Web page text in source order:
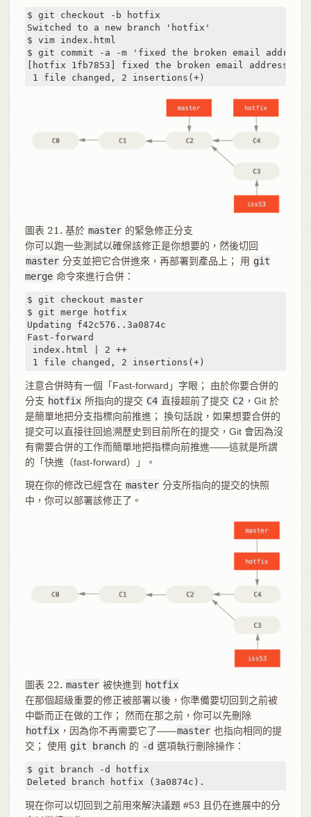
$ git checkout -b hotfix
Switched to a new branch 'hotfix'
$ vim index.html
$ git commit -a -m 'fixed the broken email address'
[hotfix 1fb7853] fixed the broken email address
1 file changed, 2 insertions(+)
圖表 21. 基於 master 的緊急修正分支
你可以跑一些測試以確保該修正是你想要的，然後切回
master 分支並把它合併進來，再部署到產品上； 用 git
merge 命令來進行合併：
$ git checkout master
$ git merge hotfix
Updating f42c576..3a0874c
Fast-forward
index.html | 2 ++
1 file changed, 2 insertions(+)
注意合併時有一個「Fast-forward」字眼； 由於你要合併的
分支 hotfix 所指向的提交 C4 直接超前了提交 C2 ，Git 於
是簡單地把分支指標向前推進； 換句話說，如果想要合併的
提交可以直接往回追溯歷史到目前所在的提交，Git 會因為沒
有需要合併的工作而簡單地把指標向前推進——這就是所謂
的「快進（fast-forward）」。
現在你的修改已經含在 master 分支所指向的提交的快照
中，你可以部署該修正了。
圖表 22. master 被快進到
hotfix
在那個超級重要的修正被部署以後，你準備要切回到之前被
中斷而正在做的工作； 然而在那之前，你可以先刪除
hotfix ，因為你不再需要它了——master 也指向相同的提
交； 使用 git branch 的 -d 選項執行刪除操作：
$ git branch -d hotfix
Deleted branch hotfix (3a0874c).
現在你可以切回到之前用來解決議題 #53 且仍在進展中的分